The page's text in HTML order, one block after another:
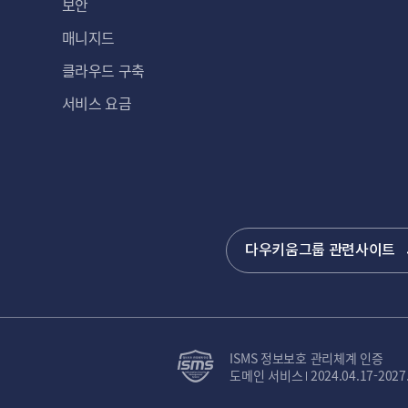
보안
매니지드
클라우드 구축
서비스 요금
다우키움그룹 관련사이트
ISMS 정보보호 관리체계 인증
도메인 서비스 2024.04.17-